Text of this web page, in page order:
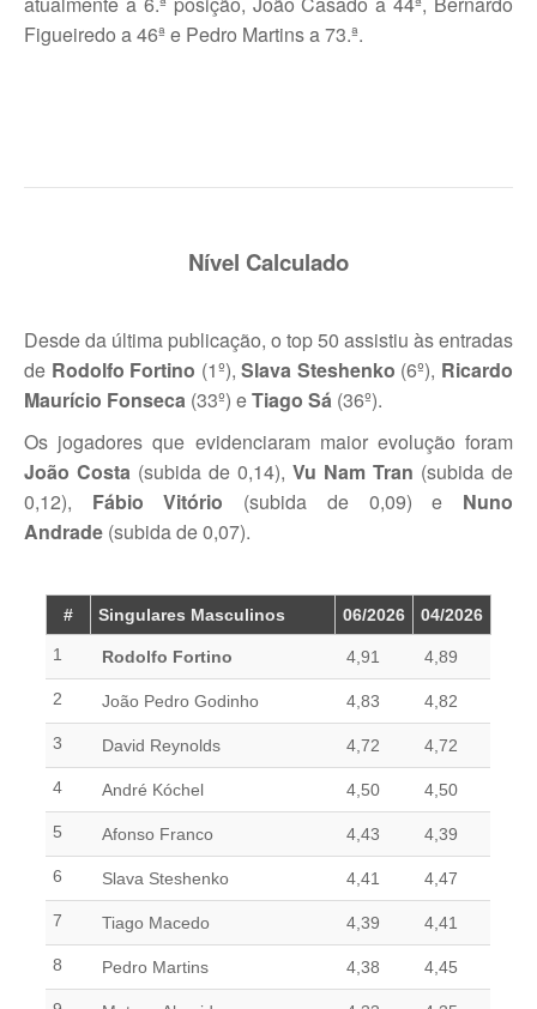
Lumiar Open XII
Torneio Extracarnes III
Galeria 2013
Open S. Martinho
Torneio Raqueta por um Sorriso
Masters Torneio Escada
Galeria 2012
Lumiar Kids Open XI
Smashtour
Galeria 2011
Inter-Clubes +35
Inter-Clubes Seniores
Masters Torneio Escada
Torneio Raqueta por um Sorriso
Contactos
Figueiredo a 46ª e Pedro Martins a 73.ª.
Nível Calculado
Desde da última publicação, o top 50 assistiu às entradas
de Rodolfo Fortino (1º),Slava Steshenko (6º), Ricardo
Maurício Fonseca (33º) eTiago Sá (36º).
Os jogadores que evidenciaram maior evolução foram
João Costa (subida de 0,14), Vu Nam Tran (subida de
0,12), Fábio Vitório (subida de 0,09) e Nuno
Andrade (subida de 0,07).
# Singulares Masculinos 06/2026 04/2026
1 Rodolfo Fortino 4,91 4,89
2 João Pedro Godinho 4,83 4,82
3 David Reynolds 4,72 4,72
4 André Kóchel 4,50 4,50
5 Afonso Franco 4,43 4,39
6 Slava Steshenko 4,41 4,47
7 Tiago Macedo 4,39 4,41
8 Pedro Martins 4,38 4,45